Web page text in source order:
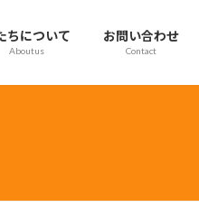
ちについて
Aboutus
お問い合わせ
Contact